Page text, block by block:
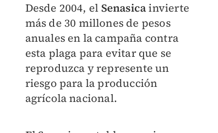
Desde 2004, el Senasicainvierte
más de 30 millones de pesos
anuales en la campaña contra
esta plaga para evitar que se
reproduzca y represente un
riesgo para la producción
agrícola nacional.